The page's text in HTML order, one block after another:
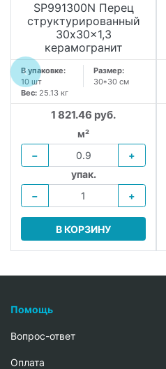
SP991300N Перец
структурированный
30x30x1,3
керамогранит
В упаковке:
10 шт
Размер:
30*30 см
Вес: 25.13 кг
1 821.46 руб.
м²
−
+
упак.
−
+
В КОРЗИНУ
Помощь
Вопрос-ответ
Oплата